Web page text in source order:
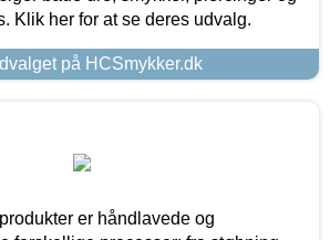
Klik her for at se deres udvalg.
på HCSmykker.dk
er håndlavede og